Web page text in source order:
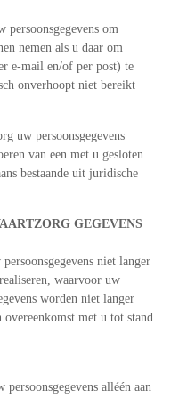
om
nemen als u daar om
e-mail en/of per post) te
onverhoopt niet bereikt
uw persoonsgegevens
van een met u gesloten
bestaande uit juridische
GEGEVENS
niet langer
waarvoor uw
worden niet langer
overeenkomst met u tot stand
alléén aan